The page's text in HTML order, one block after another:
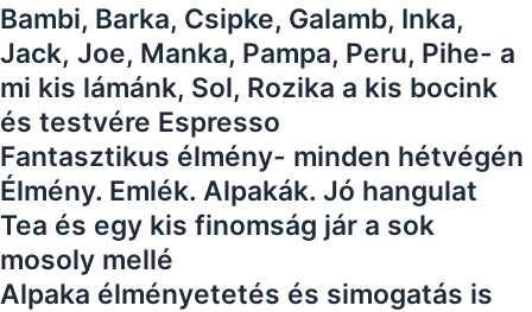
Bambi, Barka, Csipke, Galamb, Inka,
Jack, Joe, Manka, Pampa, Peru, Pihe- a
mi kis lámánk, Sol, Rozika a kis bocink
és testvére Espresso
Fantasztikus élmény- minden hétvégén
Élmény. Emlék. Alpakák. Jó hangulat
Tea és egy kis finomság jár a sok
mosoly mellé
Alpaka élményetetés és simogatás is​